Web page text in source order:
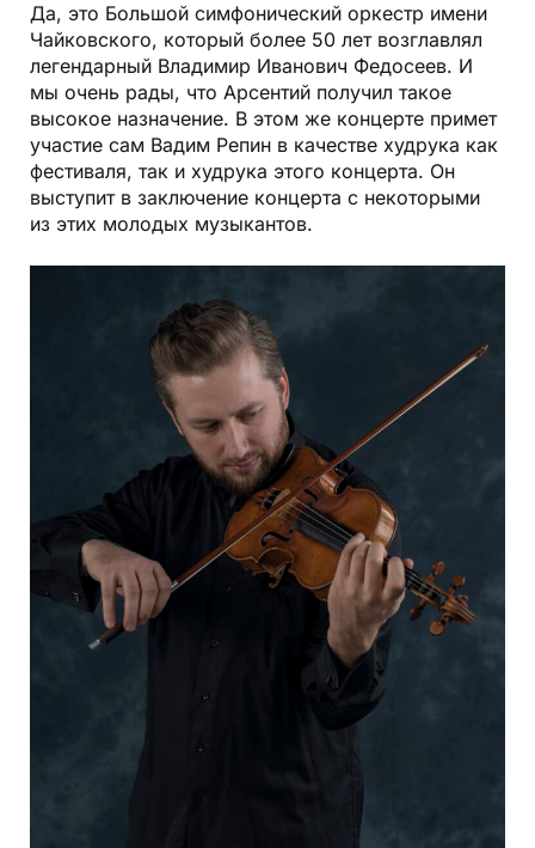
Да, это Большой симфонический оркестр имени
Чайковского, который более 50 лет возглавлял
легендарный Владимир Иванович Федосеев. И
мы очень рады, что Арсентий получил такое
высокое назначение. В этом же концерте примет
участие сам Вадим Репин в качестве худрука как
фестиваля, так и худрука этого концерта. Он
выступит в заключение концерта с некоторыми
из этих молодых музыкантов.